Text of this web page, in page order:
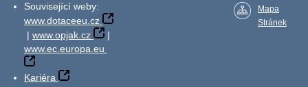
Související weby:
www.dotaceeu.cz
| www.opjak.cz
|
www.ec.europa.eu
Kariéra
Mapa
Stránek